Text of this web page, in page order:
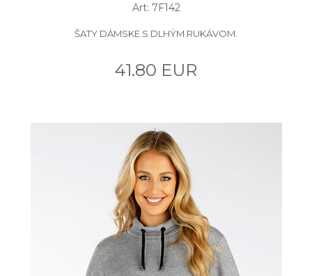
Art: 7F142
ŠATY DÁMSKE S DLHÝM RUKÁVOM.
41.80 EUR